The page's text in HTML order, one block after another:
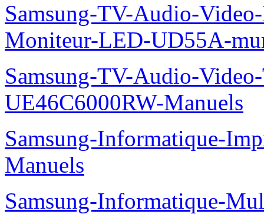
Samsung-TV-Audio-
Moniteur-LED-UD55A-
Samsung-TV-Audio-
UE46C6000RW-Manuels
Samsung-Informatique-
Manuels
Samsung-Informatique-